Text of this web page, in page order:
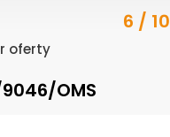
6 / 10
oferty
OMS